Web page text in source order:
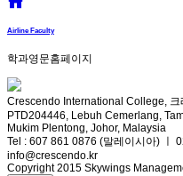
Airline Faculty
학과영문홈페이지
Crescendo International College, 크
PTD204446, Lebuh Cemerlang,
Mukim Plentong, Johor, Malaysia
Tel : 607 861 0876 (말레이시아) ㅣ
info@crescendo.kr
Copyright 2015 Skywings